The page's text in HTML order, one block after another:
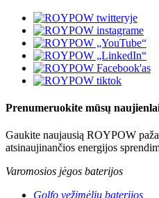
Prenumeruokite mūsų
Gaukite naujausią ROYPOW
atsinaujinančios energijos
Varomosios jėgos baterijos
Golfo vežimėlių baterijos